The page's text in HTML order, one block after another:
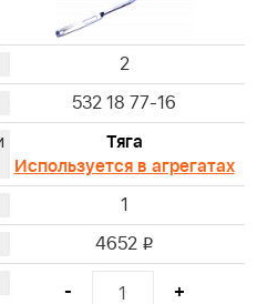
2
532 18 77-16
Тяга
Используется в агрегатах
1
4652 i
- +